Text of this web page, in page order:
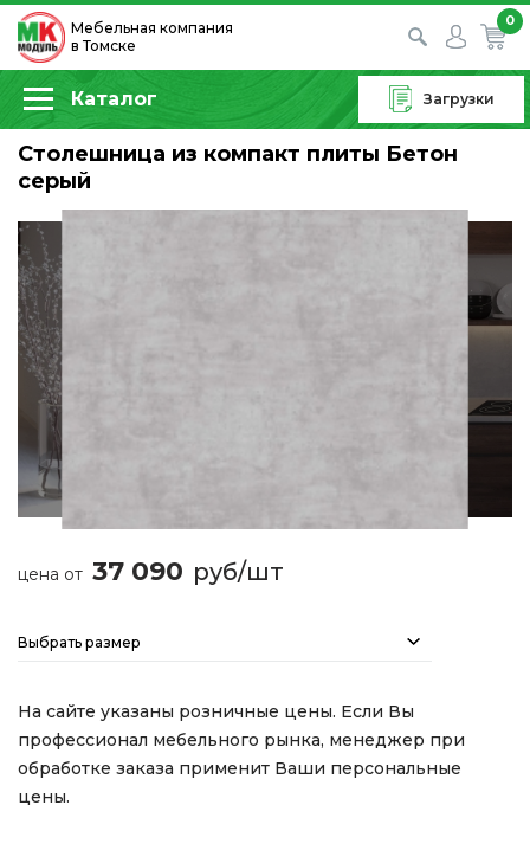
Мебельная компания
в Томске
0
Каталог Загрузки
Столешница из компакт плиты Бетон
серый
цена от 37 090 руб/шт
Выбрать размер
На сайте указаны розничные цены. Если Вы
профессионал мебельного рынка, менеджер при
обработке заказа применит Ваши персональные
цены.